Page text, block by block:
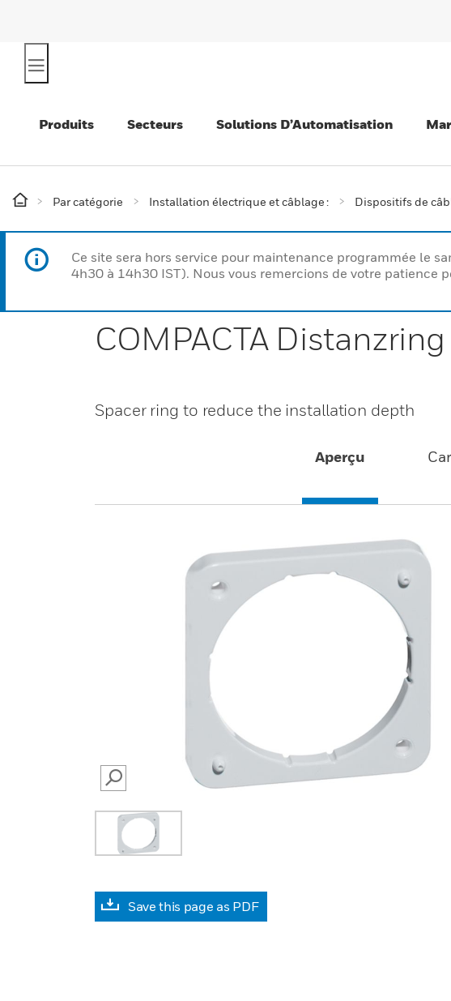
Produits Secteurs Solutions D’Automatisation
Par catégorie Installation électrique et câblage : Dispositifs de
Ce site sera hors service pour maintenance programmée le
4h30 à 14h30 IST). Nous vous remercions de votre patience
COMPACTA Distanzring
Spacer ring to reduce the installation depth
Aperçu
SEARCH
Save this page as PDF